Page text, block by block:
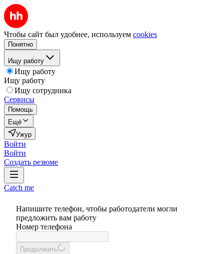
Чтобы сайт был удобнее, используем cookies
Понятно
Ищу работу
Ищу работу
Ищу работу
Ищу сотрудника
Сервисы
Помощь
Ещё
Ужур
Войти
Войти
Создать резюме
Catch me
Напишите телефон, чтобы работодатели могли
предложить вам работу
Номер телефона
Продолжить